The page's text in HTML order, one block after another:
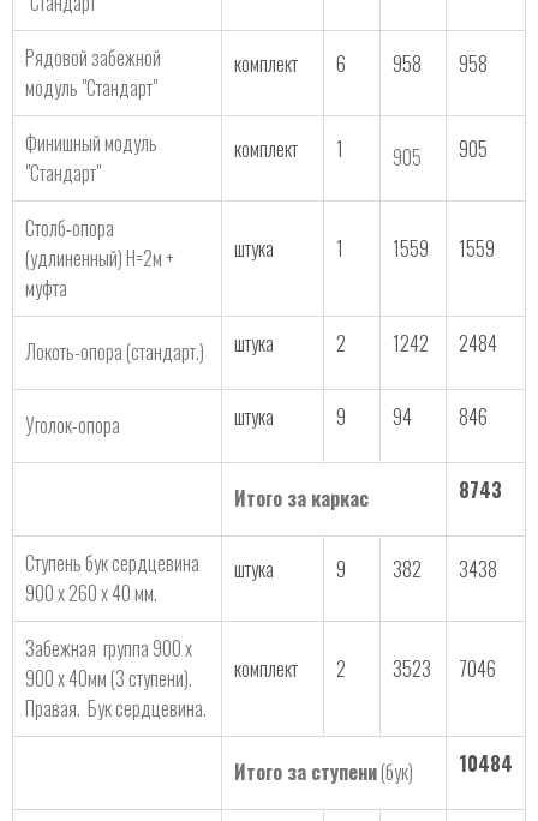
Рядовой забежной
модуль "Стандарт"
комплект 6 958 958
Финишный модуль
"Стандарт"
комплект 1 905 905
Столб-опора
(удлиненный) Н=2м +
муфта
штука 1 1559 1559
Локоть-опора (стандарт.) штука 2 1242 2484
Уголок-опора штука 9 94 846
Итого за каркас 8743
Ступень бук сердцевина
900 х 260 х 40 мм.
штука 9 382 3438
Забежная группа 900 х
900 х 40мм (3 ступени).
Правая. Бук сердцевина.
комплект 2 3523 7046
Итого за ступени(бук) 10484